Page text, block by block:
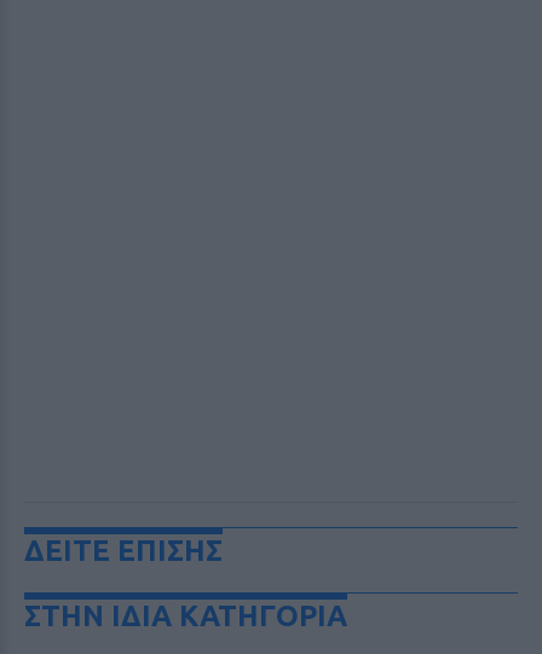
ΔΕΙΤΕ ΕΠΙΣΗΣ
ΣΤΗΝ ΙΔΙΑ ΚΑΤΗΓΟΡΙΑ